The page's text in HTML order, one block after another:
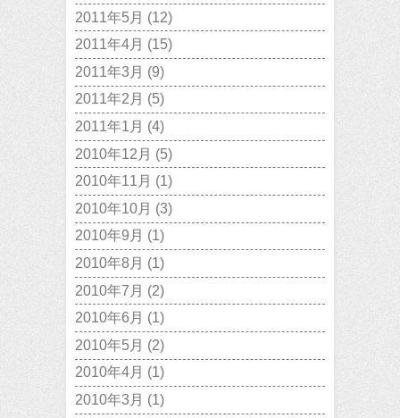
2011年5月 (12)
2011年4月 (15)
2011年3月 (9)
2011年2月 (5)
2011年1月 (4)
2010年12月 (5)
2010年11月 (1)
2010年10月 (3)
2010年9月 (1)
2010年8月 (1)
2010年7月 (2)
2010年6月 (1)
2010年5月 (2)
2010年4月 (1)
2010年3月 (1)